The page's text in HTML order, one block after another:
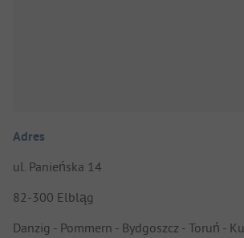
Adres
ul. Panieńska 14
82-300 Elbląg
Danzig - Pommern - Bydgoszcz - Toruń -